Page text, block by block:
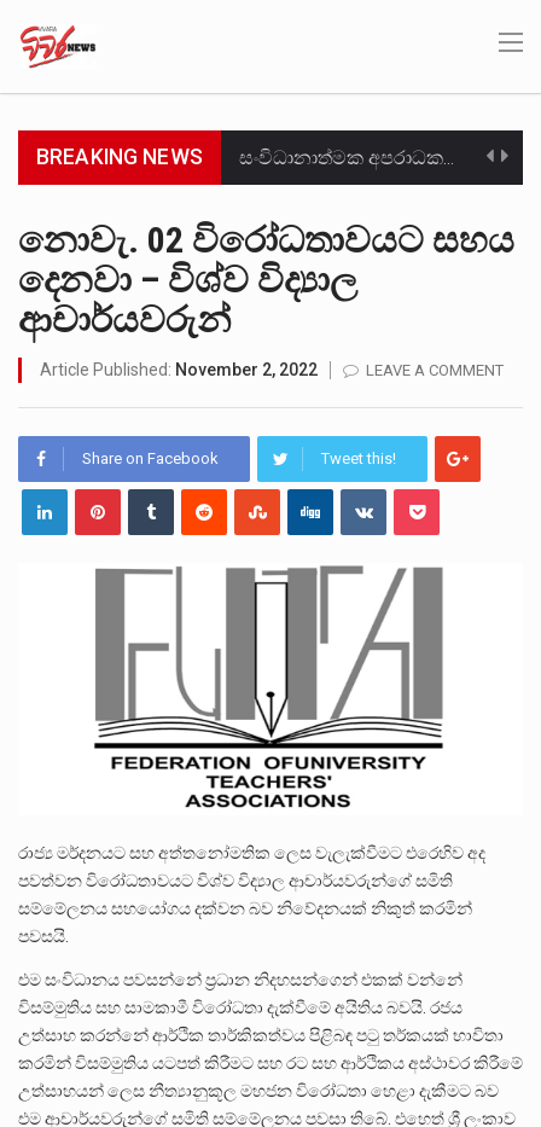
BREAKING NEWS සංවිධානාත්මක අපරාධකරුවකු වන ලොකු පැටිගේ ප්‍රධාන වෙඩික්කරු බවට සැක කරන ගිං ගඟේ ගිල්වා මරා දමා…
අගෝස්තු මස දෙවන ඉරිදා ලිට් රූම් සූම් සංවාදය පැවැත්වෙන්නේ "කතා කරන මහ වැව" නම් නකතාවක්…
ලාල් කාන්ත ඇමතිවරයා අධිකරණ විනිශ්චයකාරවරුන්ගේ විශ්‍රාම යෑමේ වයස සම්බන්ධයෙන් නිහඬව සිටින ලෙස තමාට දැනුම් දුන්…
නොවැ. 02 විරෝධතාවයට සහය
දෙනවා – විශ්ව විද්‍යාල
ආචාර්යවරුන්
Article Published: November 2, 2022 LEAVE A COMMENT
Share on Facebook Tweet this!
රාජ්‍ය මර්දනයට සහ අත්තනෝමතික ලෙස වැලැක්වීමට එරෙහිව අද
පවත්වන විරෝධතාවයට විශ්ව විද්‍යාල ආචාර්යවරුන්ගේ සමිති
සම්මේලනය සහයෝගය දක්වන බව නිවේදනයක් නිකුත් කරමින්
පවසයි.
එම සංවිධානය පවසන්නේ ප්‍රධාන නිදහසන්ගෙන් එකක් වන්නේ
විසම්මුතිය සහ සාමකාමී විරෝධතා දැක්වීමේ අයිතිය බවයි. රජය
උත්සාහ කරන්නේ ආර්ථික තාර්කිකත්වය පිළිබඳ පටු තර්කයක් භාවිතා
කරමින් විසම්මුතිය යටපත් කිරීමට සහ රට සහ ආර්ථිකය අස්ථාවර කිරීමේ
උත්සාහයන් ලෙස නීත්‍යානුකූල මහජන විරෝධතා හෙළා දැකීමට බව
එම ආචාර්යවරුන්ගේ සමිති සම්මේලනය පවසා තිබේ. එහෙත් ශ්‍රී ලංකාව